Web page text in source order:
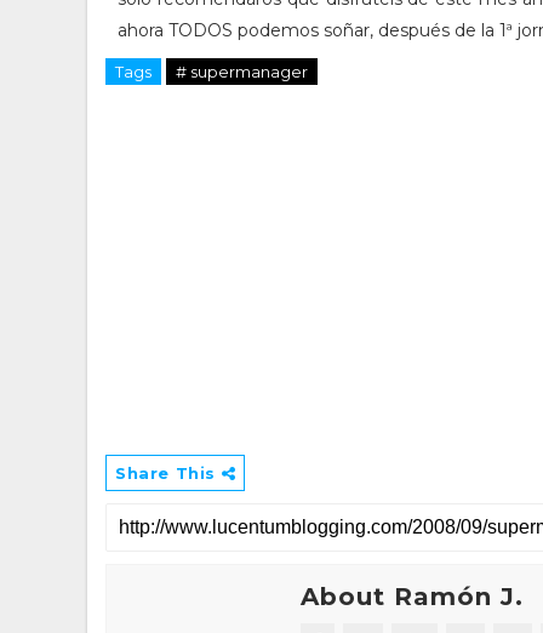
ahora TODOS podemos soñar, después de la 1ª
Tags # supermanager
Share This
About Ramón J.